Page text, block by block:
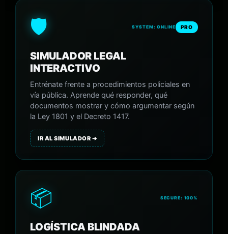
🛡️ SYSTEM: ONLINE PRO
SIMULADOR LEGAL
INTERACTIVO
Entrénate frente a procedimientos policiales en
vía pública. Aprende qué responder, qué
documentos mostrar y cómo argumentar según
la Ley 1801 y el Decreto 1417.
IR AL SIMULADOR ➔
📦 SECURE: 100%
LOGÍSTICA BLINDADA